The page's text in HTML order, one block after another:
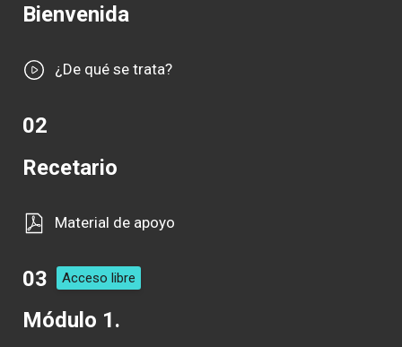
Bienvenida
¿De qué se trata?
02
Recetario
Material de apoyo
03 Acceso libre
Módulo 1.